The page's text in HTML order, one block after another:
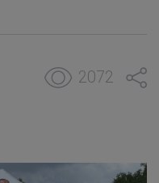
2072